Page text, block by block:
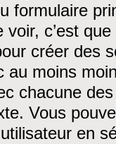
formulaire
voir, c’est
créer des
au moins
chacune
Vous
en